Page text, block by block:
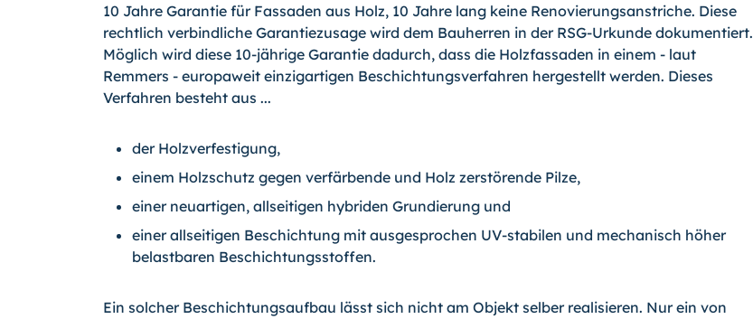
10 Jahre Garantie für Fassaden aus Holz, 10 Jahre lang keine Renovierungsanstriche. Diese
rechtlich verbindliche Garantiezusage wird dem Bauherren in der RSG-Urkunde dokumentiert.
Möglich wird diese 10-jährige Garantie dadurch, dass die Holzfassaden in einem - laut
Remmers - europaweit einzigartigen Beschichtungsverfahren hergestellt werden. Dieses
Verfahren besteht aus ...
der Holzverfestigung,
einem Holzschutz gegen verfärbende und Holz zerstörende Pilze,
einer neuartigen, allseitigen hybriden Grundierung und
einer allseitigen Beschichtung mit ausgesprochen UV-stabilen und mechanisch höher
belastbaren Beschichtungsstoffen.
Ein solcher Beschichtungsaufbau lässt sich nicht am Objekt selber realisieren. Nur ein von